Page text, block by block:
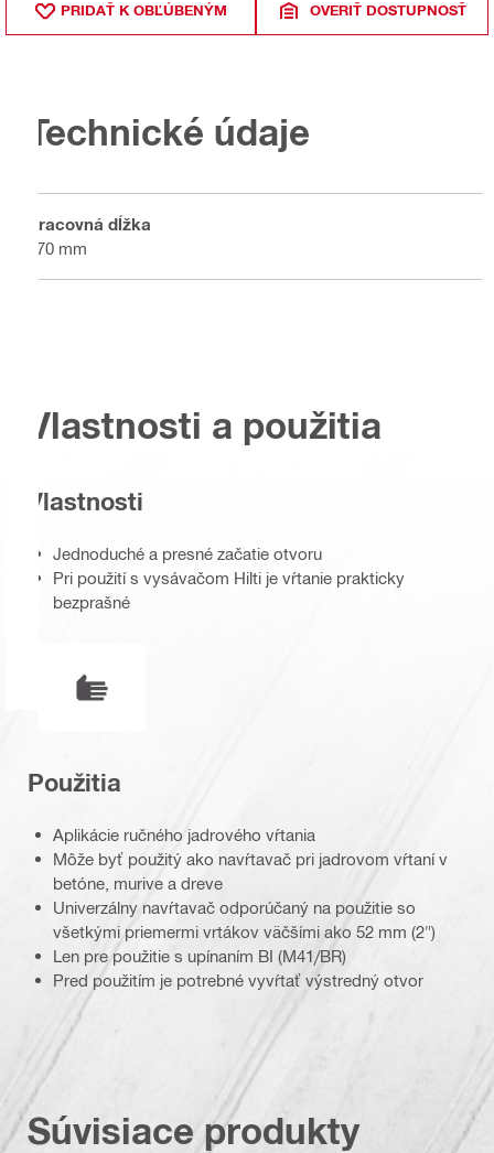
PRIDAŤ K OBĽÚBENÝM OVERIŤ DOSTUPNOSŤ
Technické údaje
Pracovná dĺžka
370 mm
Vlastnosti a použitia
Vlastnosti
Jednoduché a presné začatie otvoru
Pri použití s vysávačom Hilti je vŕtanie prakticky
bezprašné
Použitia
Aplikácie ručného jadrového vŕtania
Môže byť použitý ako navŕtavač pri jadrovom vŕtaní v
betóne, murive a dreve
Univerzálny navŕtavač odporúčaný na použitie so
všetkými priemermi vrtákov väčšími ako 52 mm (2")
Len pre použitie s upínaním BI (M41/BR)
Pred použitím je potrebné vyvŕtať výstredný otvor
Súvisiace produkty